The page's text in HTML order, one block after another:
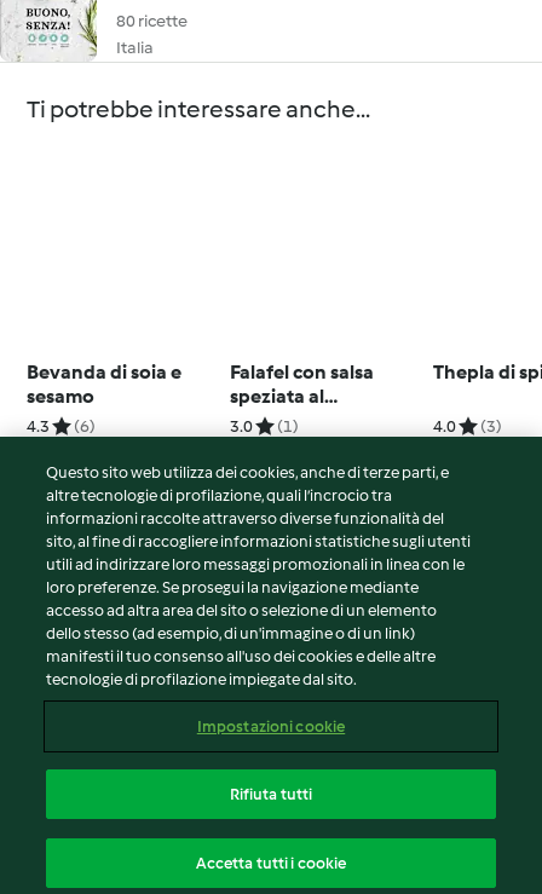
80 ricette
Italia
Ti potrebbe interessare anche...
Bevanda di soia e
sesamo
4.3 (6)
Falafel con salsa
speziata al
pomodoro, peperoni
e cocco
3.0 (1)
Thepla di
4.0 (3)
© Copyright 2026
Termini del servizio
Informativa sulla privacy
Avvertenze generali
Note legali
Contenuto del rapporto
Dichiarazione di accessibilità
Questo sito web utilizza dei cookies, anche di terze parti, e
altre tecnologie di profilazione, quali l’incrocio tra
informazioni raccolte attraverso diverse funzionalità del
sito, al fine di raccogliere informazioni statistiche sugli utenti
utili ad indirizzare loro messaggi promozionali in linea con le
loro preferenze. Se prosegui la navigazione mediante
accesso ad altra area del sito o selezione di un elemento
dello stesso (ad esempio, di un'immagine o di un link)
manifesti il tuo consenso all'uso dei cookies e delle altre
tecnologie di profilazione impiegate dal sito.
Impostazioni cookie
Rifiuta tutti
Accetta tutti i cookie